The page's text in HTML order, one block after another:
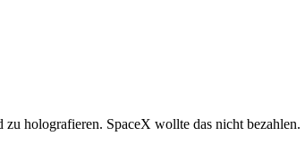
holografieren. SpaceX wollte das nicht bezahlen.